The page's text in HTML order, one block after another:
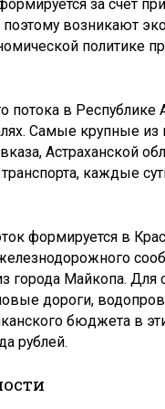
за счёт
возникают
политике
потока в
Самые крупные из
Астраханской
каждые
формируется в
железнодорожного
города Майкопа.
дороги,
бюджета в
рублей.